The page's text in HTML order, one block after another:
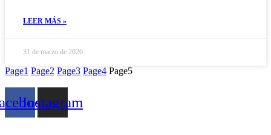
LEER MÁS »
31 de marzo de 2026
Page1 Page2 Page3 Page4 Page5
Instagram